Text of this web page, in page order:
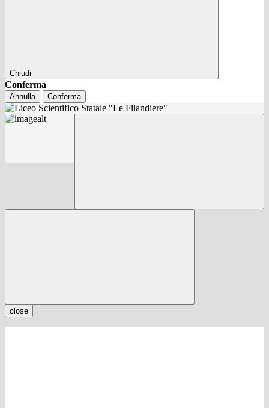
Chiudi
Conferma
Annulla Conferma
close